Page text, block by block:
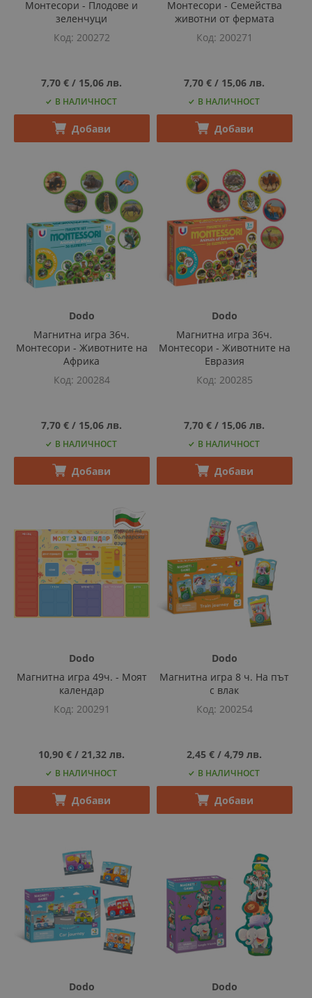
Монтесори - Плодове и
зеленчуци
Код 200272
7,70 € ‎/‎ 15,06 лв.
В НАЛИЧНОСТ
Добави
Монтесори - Семейства
животни от фермата
Код 200271
7,70 € ‎/‎ 15,06 лв.
В НАЛИЧНОСТ
Добави
Dodo
Магнитна игра 36ч.
Монтесори - Животните на
Африка
Код 200284
7,70 € ‎/‎ 15,06 лв.
В НАЛИЧНОСТ
Добави
Dodo
Магнитна игра 36ч.
Монтесори - Животните на
Евразия
Код 200285
7,70 € ‎/‎ 15,06 лв.
В НАЛИЧНОСТ
Добави
Dodo
Магнитна игра 49ч. - Моят
календар
Код 200291
10,90 € ‎/‎ 21,32 лв.
В НАЛИЧНОСТ
Добави
Dodo
Магнитна игра 8 ч. На път
с влак
Код 200254
2,45 € ‎/‎ 4,79 лв.
В НАЛИЧНОСТ
Добави
Dodo
Dodo